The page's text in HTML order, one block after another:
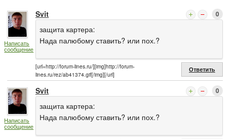
Написать
сообщение
Svit 0
защита картера:
Нада палюбому ставить? или пох.?
[url=http://forum-lines.ru/][img]http://forum-
lines.ru/rez/ab41374.gif[/img][/url]
Ответить
Написать
сообщение
Svit 0
защита картера:
Нада палюбому ставить? или пох.?